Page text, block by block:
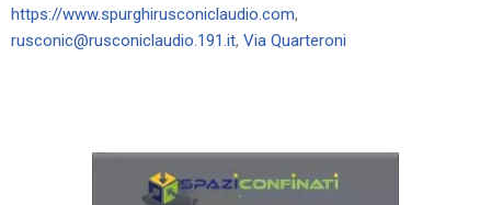
https://www.spurghirusconiclaudio.com,
rusconic@rusconiclaudio.191.it, Via Quarteroni